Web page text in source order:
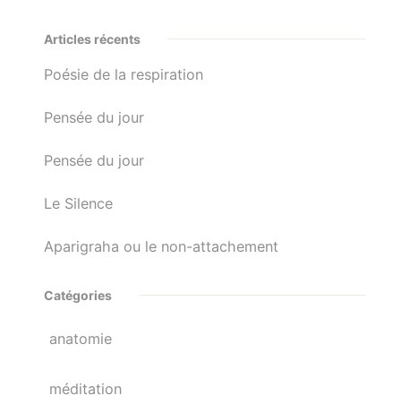
Articles récents
Poésie de la respiration
Pensée du jour
Pensée du jour
Le Silence
Aparigraha ou le non-attachement
Catégories
anatomie
méditation